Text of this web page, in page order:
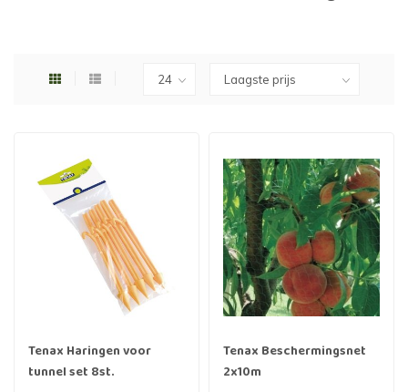
Tenax Haringen voor
tunnel set 8st.
Tenax Beschermingsnet
2x10m